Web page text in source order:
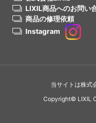
LIXIL商品へのお問い
商品の修理依頼
Instagram
当サイトは株式
Copyright© LIXIL